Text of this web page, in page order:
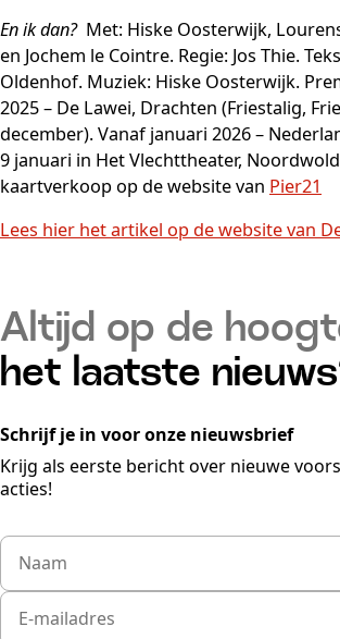
En ik dan?Met: Hiske Oosterwijk,
en Jochem le Cointre. Regie: Jos Thie.
Oldenhof. Muziek: Hiske Oosterwijk.
2025 – De Lawei, Drachten (Friestalig,
december). Vanaf januari 2026 –
9 januari in Het Vlechttheater,
kaartverkoop op de website van Pier21
Lees hier het artikel op de website van
Altijd op de
het laatste
Schrijf je in voor onze nieuwsbrief
Krijg als eerste bericht over nieuwe
acties!